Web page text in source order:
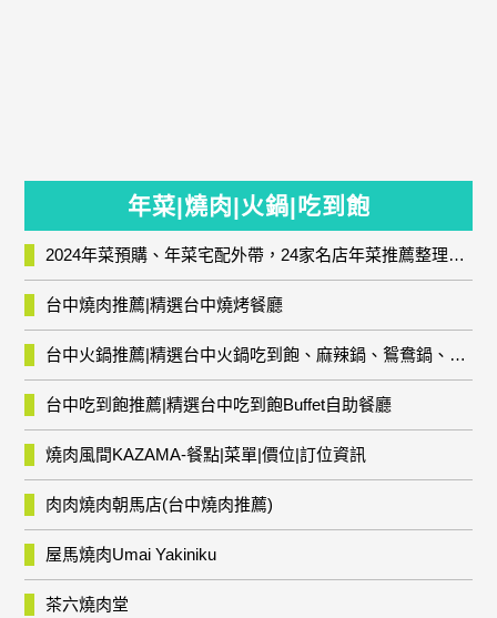
年菜|燒肉|火鍋|吃到飽
2024年菜預購、年菜宅配外帶，24家名店年菜推薦整理，圍爐輕鬆上菜團圓趣
台中燒肉推薦|精選台中燒烤餐廳
台中火鍋推薦|精選台中火鍋吃到飽、麻辣鍋、鴛鴦鍋、石頭火鍋、酸菜白肉鍋、海鮮鍋、燒酒雞、麻油雞、壽喜燒等熱門人氣火鍋店!
台中吃到飽推薦|精選台中吃到飽Buffet自助餐廳
燒肉風間KAZAMA-餐點|菜單|價位|訂位資訊
肉肉燒肉朝馬店(台中燒肉推薦)
屋馬燒肉Umai Yakiniku
茶六燒肉堂